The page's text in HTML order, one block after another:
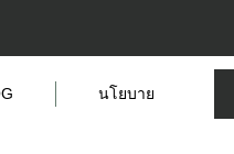
นโยบาย